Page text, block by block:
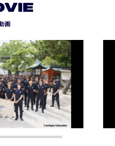
画